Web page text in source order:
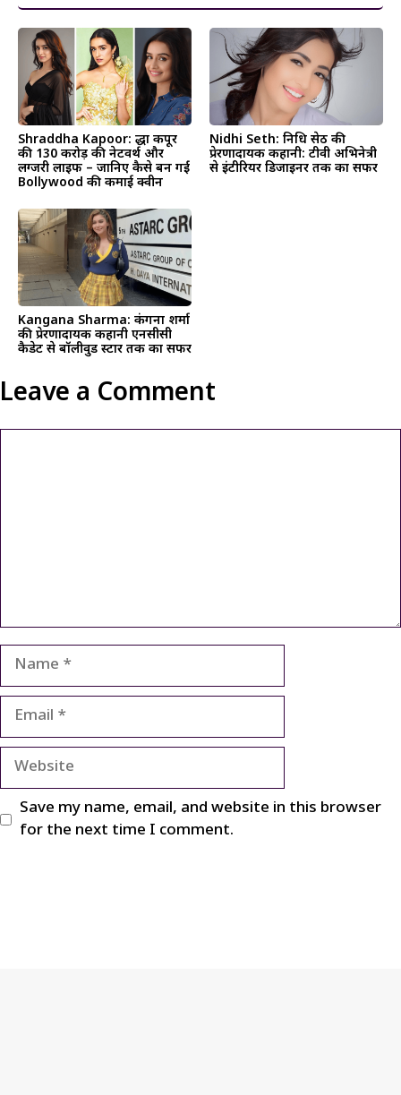
Shraddha Kapoor: श्रद्धा कपूर
की 130 करोड़ की नेटवर्थ और
लग्जरी लाइफ – जानिए कैसे बन गईं
Bollywood की कमाई क्वीन
Nidhi Seth: निधि सेठ की
प्रेरणादायक कहानी: टीवी अभिनेत्री
से इंटीरियर डिजाइनर तक का सफर
Kangana Sharma: कंगना शर्मा
की प्रेरणादायक कहानी एनसीसी
कैडेट से बॉलीवुड स्टार तक का सफर
Leave a Comment
Name
Email
Website
Save my name, email, and website in this browser
for the next time I comment.